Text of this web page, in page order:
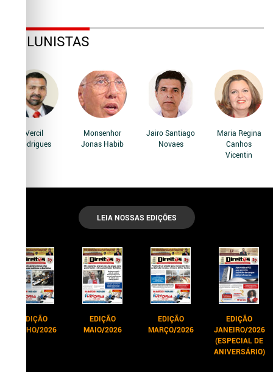
COLUNISTAS
Vercil
Rodrigues
Monsenhor
Jonas Habib
Jairo Santiago
Novaes
Maria Regina
Canhos
Vicentin
LEIA NOSSAS EDIÇÕES
EDIÇÃO
JUNHO/2026
EDIÇÃO
MAIO/2026
EDIÇÃO
MARÇO/2026
EDIÇÃO
JANEIRO/2026
(ESPECIAL DE
ANIVERSÁRIO)